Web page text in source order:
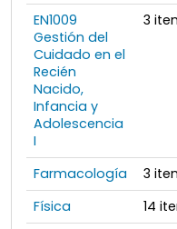
EN1009
Gestión del
Cuidado en el
Recién
Nacido,
Infancia y
Adolescencia
I
3
Farmacología 3
Física
14